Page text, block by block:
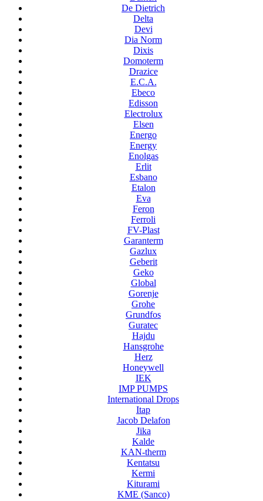
De Dietrich
Delta
Devi
Dia Norm
Dixis
Domoterm
Drazice
E.C.A.
Ebeco
Edisson
Electrolux
Elsen
Energo
Energy
Enolgas
Erlit
Esbano
Etalon
Eva
Feron
Ferroli
FV-Plast
Garanterm
Gazlux
Geberit
Geko
Global
Gorenje
Grohe
Grundfos
Guratec
Hajdu
Hansgrohe
Herz
Honeywell
IEK
IMP PUMPS
International Drops
Itap
Jacob Delafon
Jika
Kalde
KAN-therm
Kentatsu
Kermi
Kiturami
KME (Sanco)